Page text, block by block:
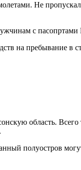
Не
с
на пребывание в
область.
полуостров